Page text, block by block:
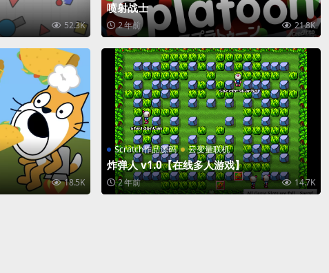
52.3K
喷射战士
2 年前 21.8K
18.5K
Scratch作品源码 云变量联机
炸弹人 v1.0【在线多人游戏】
2 年前 14.7K